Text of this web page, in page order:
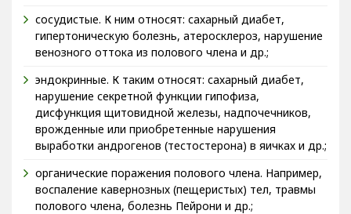
сосудистые. К ним относят: сахарный диабет,
гипертоническую болезнь, атеросклероз, нарушение
венозного оттока из полового члена и др.;
эндокринные. К таким относят: сахарный диабет,
нарушение секретной функции гипофиза,
дисфункция щитовидной железы, надпочечников,
врожденные или приобретенные нарушения
выработки андрогенов (тестостерона) в яичках и др.;
органические поражения полового члена. Например,
воспаление кавернозных (пещеристых) тел, травмы
полового члена, болезнь Пейрони и др.;